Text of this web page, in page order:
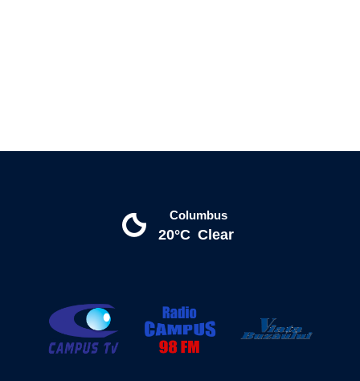
Columbus
20°C Clear